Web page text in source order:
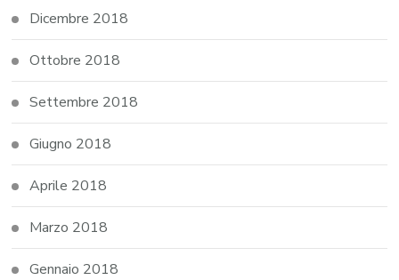
Dicembre 2018
Ottobre 2018
Settembre 2018
Giugno 2018
Aprile 2018
Marzo 2018
Gennaio 2018